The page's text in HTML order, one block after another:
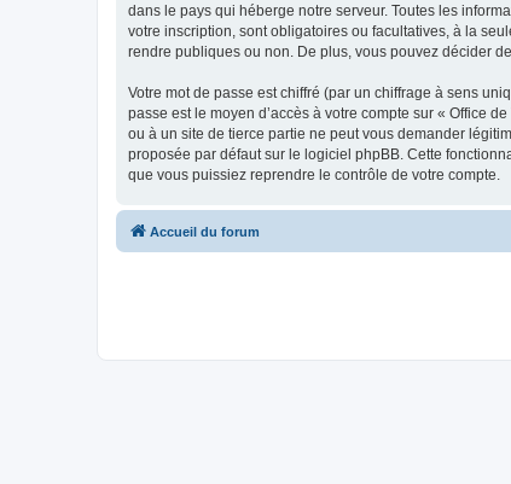
dans le pays qui héberge notre serveur. Toutes les
votre inscription, sont obligatoires ou facultatives, à la
rendre publiques ou non. De plus, vous pouvez décider
Votre mot de passe est chiffré (par un chiffrage à sens
passe est le moyen d’accès à votre compte sur « Office
ou à un site de tierce partie ne peut vous demander
proposée par défaut sur le logiciel phpBB. Cette
que vous puissiez reprendre le contrôle de votre compte.
Accueil du forum